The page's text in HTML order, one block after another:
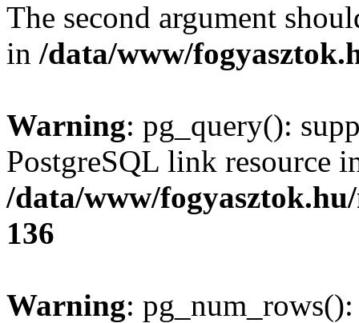
The second argument
in /data/www/
Warning: pg_query():
PostgreSQL link resource
/data/www/
136
Warning: